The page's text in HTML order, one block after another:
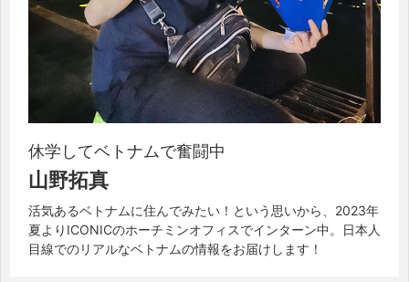
休学してベトナムで奮闘中
山野拓真
活気あるベトナムに住んでみたい！という思いから、2023年
夏よりICONICのホーチミンオフィスでインターン中。日本人
目線でのリアルなベトナムの情報をお届けします！